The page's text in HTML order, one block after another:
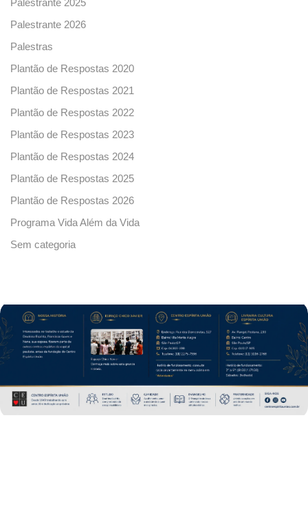
Palestrante 2025
Palestrante 2026
Palestras
Plantão de Respostas 2020
Plantão de Respostas 2021
Plantão de Respostas 2022
Plantão de Respostas 2023
Plantão de Respostas 2024
Plantão de Respostas 2025
Plantão de Respostas 2026
Programa Vida Além da Vida
Sem categoria